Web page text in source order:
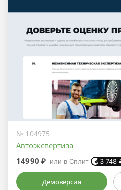
№ 104975
Автоэкспертиза
14990 ₽ или в Сплит 3 748
Демоверсия